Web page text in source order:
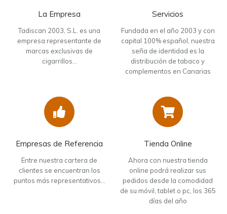
La Empresa
Tadiscan 2003, S.L. es una
empresa representante de
marcas exclusivas de
cigarrillos…
Servicios
Fundada en el año 2003 y con
capital 100% español, nuestra
seña de identidad es la
distribución de tabaco y
complementos en Canarias
Empresas de Referencia
Entre nuestra cartera de
clientes se encuentran los
puntos más representativos…
Tienda Online
Ahora con nuestra tienda
online podrá realizar sus
pedidos desde la comodidad
de su móvil, tablet o pc, los 365
días del año